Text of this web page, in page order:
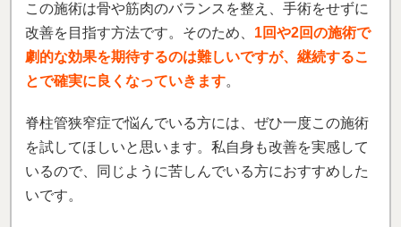
この施術は骨や筋肉のバランスを整え、手術をせずに
改善を目指す方法です。そのため、 1回や2回の施術で
劇的な効果を期待するのは難しいですが、継続するこ
とで確実に良くなっていきます。
脊柱管狭窄症で悩んでいる方には、ぜひ一度この施術
を試してほしいと思います。私自身も改善を実感して
いるので、同じように苦しんでいる方におすすめした
いです。